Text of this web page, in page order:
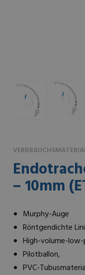
– 10mm
Murphy-Auge
Röntgendichte
High-volume-
Pilotballon,
PVC-